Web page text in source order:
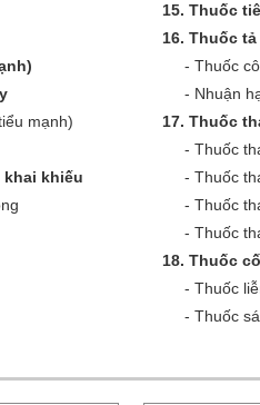
mạnh)
khiếu
15. Thuốc
16. Thuốc
- Thuốc
- Nhuận
17. Thuốc
- Thuốc
- Thuốc
- Thuốc
- Thuốc
18. Thuốc
- Thuốc
- Thuốc